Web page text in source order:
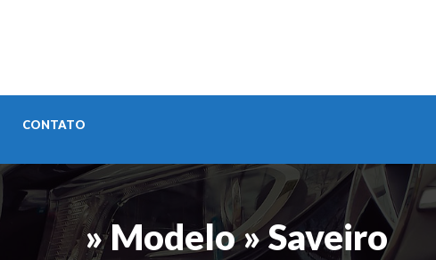
CONTATO
» Modelo » Saveiro